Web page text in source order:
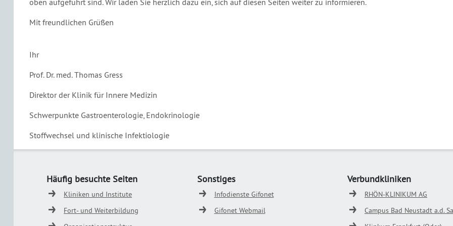
Mit freundlichen Grüßen
Ihr
Prof. Dr. med. Thomas Gress
Direktor der Klinik für Innere Medizin
Schwerpunkte Gastroenterologie, Endokrinologie
Stoffwechsel und klinische Infektiologie
Häufig besuchte Seiten
Kliniken und Institute
Fort- und Weiterbildung
Sonstiges
Infodienste Gifonet
Gifonet Webmail
Verbundkliniken
RHÖN-KLINIKUM AG
Campus Bad Neustadt a.d.